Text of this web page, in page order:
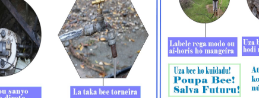
𝐤𝐨𝐧𝐚-𝐛𝐚́ 𝐔𝐭𝐢𝐥𝐢𝐳𝐚𝐬𝐚𝐮𝐧 𝐑𝐚𝐢 𝐌𝐢𝐬𝐚𝐮𝐧 𝐛𝐚 𝐈𝐧𝐬𝐭𝐚𝐥𝐚𝐬𝐚𝐮𝐧